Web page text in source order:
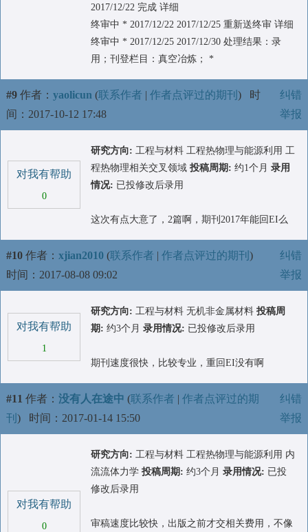
2017/12/22 完成 详细
终审中 * 2017/12/22 2017/12/25 重新送终审 详细
终审中 * 2017/12/25 2017/12/30 处理结果：录
用；刊登栏目：真空冶炼； *
#9 作者： yaolicun (联系作者 | 作者点评过的期刊 ) 时
间：2017-10-12 17:48
纠错
举报
对我有帮助
0
研究方向: 工程与材料 工程热物理与能源利用 工
程热物理相关交叉领域 投稿周期: 约1个月 录用
情况: 已投修改后录用
这次有点大意了，2篇啊，期刊2017年能回EI么
#10 作者： xjian2010 (联系作者 | 作者点评过的期刊 )
时间：2017-08-08 09:02
纠错
举报
对我有帮助
1
研究方向: 工程与材料 无机非金属材料 投稿周
期: 约3个月 录用情况: 已投修改后录用
期刊速度很快，比较专业，重回EI没有啊
#11 作者： 没有人在途中 (联系作者 | 作者点评过的期
刊 ) 时间：2017-01-14 15:50
纠错
举报
对我有帮助
0
研究方向: 工程与材料 工程热物理与能源利用 内
流流体力学 投稿周期: 约3个月 录用情况: 已投
修改后录用
审稿速度比较快，出版之前才交相关费用，不像